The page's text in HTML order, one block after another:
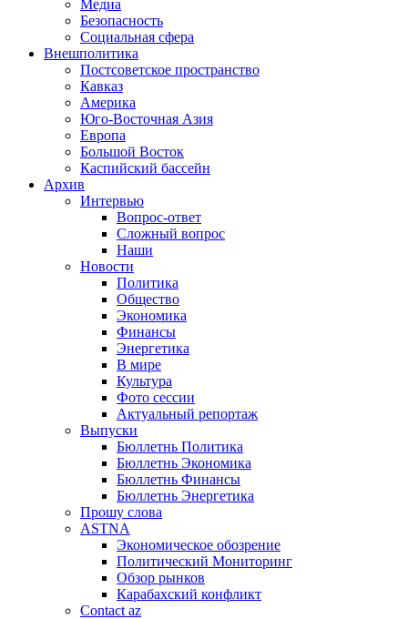
Медиа
Безопасность
Социальная сфера
Внешполитика
Постсоветское пространство
Кавказ
Америка
Юго-Восточная Азия
Европа
Большой Восток
Каспийский бассейн
Архив
Интервью
Вопрос-ответ
Сложный вопрос
Наши
Новости
Политика
Общество
Экономика
Финансы
Энергетика
В мире
Культура
Фото сессии
Актуальный репортаж
Выпуски
Бюллетнь Политика
Бюллетнь Экономика
Бюллетнь Финансы
Бюллетнь Энергетика
Прошу слова
ASTNA
Экономическое обозрение
Политический Мониторинг
Обзор рынков
Карабахский конфликт
Contact az